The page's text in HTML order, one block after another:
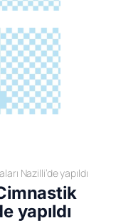
Nazilli’de yapıldı
yapıldı